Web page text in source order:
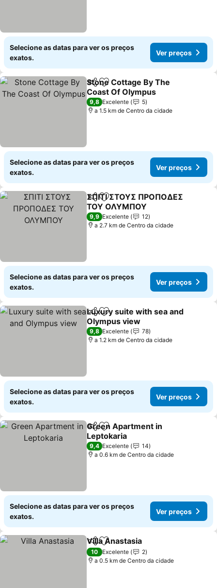
Selecione as datas para ver os preços
exatos.
Ver preços
PartilharAdicionar aos favoritos
Stone Cottage By The
Coast Of Olympus
Ver preços
9,8 Excelente
5
a 1.5 km de Centro da cidade
Selecione as datas para ver os preços
exatos.
Ver preços
PartilharAdicionar aos favoritos
ΣΠΙΤΙ ΣΤΟΥΣ ΠΡΟΠΟΔΕΣ
ΤΟΥ ΟΛΥΜΠΟΥ
Ver preços
9,9 Excelente
12
a 2.7 km de Centro da cidade
Selecione as datas para ver os preços
exatos.
Ver preços
PartilharAdicionar aos favoritos
Luxury suite with sea and
Olympus view
Ver preços
9,8 Excelente
78
a 1.2 km de Centro da cidade
Selecione as datas para ver os preços
exatos.
Ver preços
PartilharAdicionar aos favoritos
Green Apartment in
Leptokaria
Ver preços
9,4 Excelente
14
a 0.6 km de Centro da cidade
Selecione as datas para ver os preços
exatos.
Ver preços
PartilharAdicionar aos favoritos
Villa Anastasia
10 Excelente
2
a 0.5 km de Centro da cidade